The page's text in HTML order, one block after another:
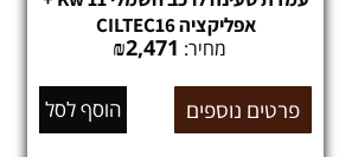
אפליקציה CILTEC16
מחיר:
₪2,471
פרטים נוספים הוסף לסל